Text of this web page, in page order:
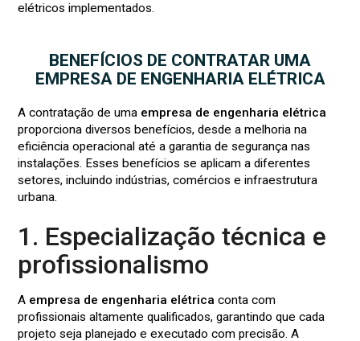
elétricos implementados.
BENEFÍCIOS DE CONTRATAR UMA
EMPRESA DE ENGENHARIA ELÉTRICA
A contratação de uma empresa de engenharia elétrica
proporciona diversos benefícios, desde a melhoria na
eficiência operacional até a garantia de segurança nas
instalações. Esses benefícios se aplicam a diferentes
setores, incluindo indústrias, comércios e infraestrutura
urbana.
1. Especialização técnica e
profissionalismo
A empresa de engenharia elétrica conta com
profissionais altamente qualificados, garantindo que cada
projeto seja planejado e executado com precisão. A